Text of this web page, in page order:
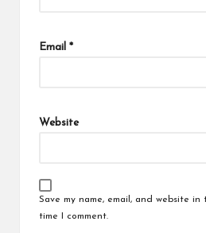
Email *
Website
Save my name, email, and website
time I comment.